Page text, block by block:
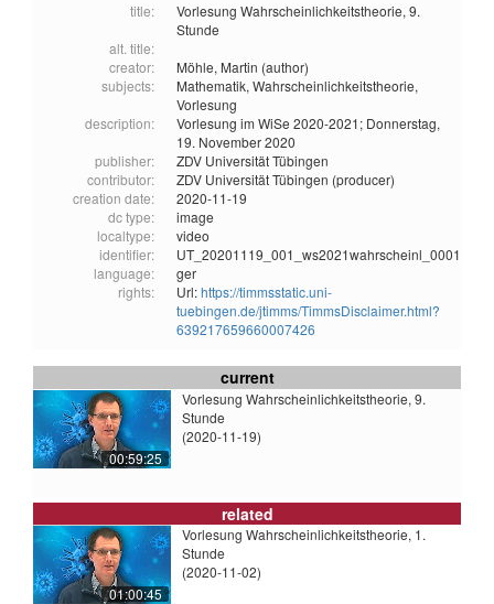
title:
Vorlesung Wahrscheinlichkeitstheorie, 9.
Stunde
alt. title:
creator:
Möhle, Martin (author)
subjects:
Mathematik, Wahrscheinlichkeitstheorie,
Vorlesung
description:
Vorlesung im WiSe 2020-2021; Donnerstag,
19. November 2020
publisher:
ZDV Universität Tübingen
contributor:
ZDV Universität Tübingen (producer)
creation date:
2020-11-19
dc type:
image
localtype:
video
identifier:
UT_20201119_001_ws2021wahrscheinl_0001
language:
ger
rights:
Url:https://timmsstatic.uni-
tuebingen.de/jtimms/TimmsDisclaimer.html?
639217659660007426
current
00:59:25
Vorlesung Wahrscheinlichkeitstheorie, 9.
Stunde
(2020-11-19)
related
01:00:45
Vorlesung Wahrscheinlichkeitstheorie, 1.
Stunde
(2020-11-02)